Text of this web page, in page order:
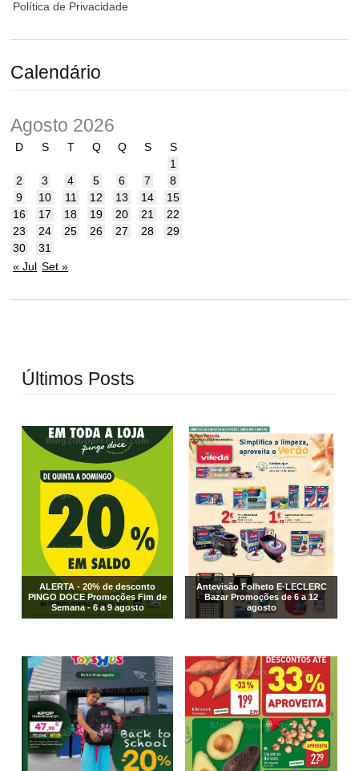
Política de Privacidade
Calendário
Agosto 2026
D S T Q Q S
S
1
2
3 4 5 6 7
8
9
10 11 12 13 14
15
16
17 18 19 20 21
22
23
24 25 26 27 28
29
30
31
« Jul Set »
Últimos Posts
ALERTA - 20% de desconto
PINGO DOCE Promoções Fim de
Semana - 6 a 9 agosto
Antevisão Folheto E-LECLERC
Bazar Promoções de 6 a 12
agosto